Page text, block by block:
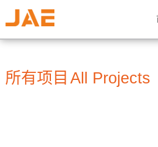
所有项目 All Projects